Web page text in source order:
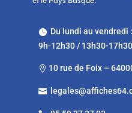
Du lundi au vendredi :
9h-12h30 / 13h30-17h30
 10 rue de Foix –
